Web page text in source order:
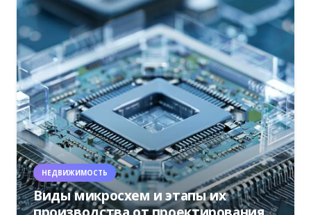
НЕДВИЖИМОСТЬ
Виды микросхем и этапы их